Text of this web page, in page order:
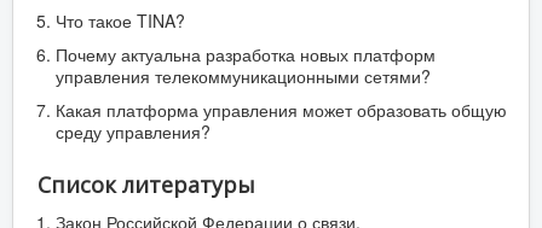
Что такое TINA?
Почему актуальна разработка новых платформ
управления телекоммуникационными сетями?
Какая платформа управления может образовать общую
среду управления?
Список литературы
Закон Российской Федерации о связи.